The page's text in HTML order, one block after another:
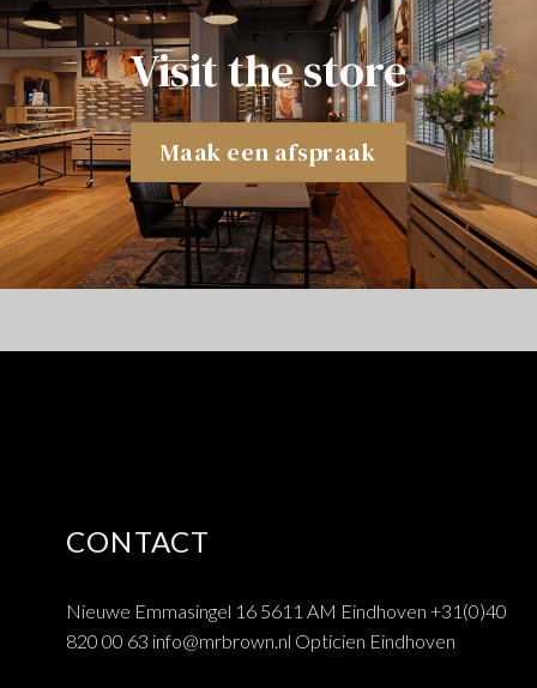
Visit the store
Maak een afspraak
CONTACT
Nieuwe Emmasingel 16 5611 AM Eindhoven +31(0)40
820 00 63 info@mrbrown.nl Opticien Eindhoven